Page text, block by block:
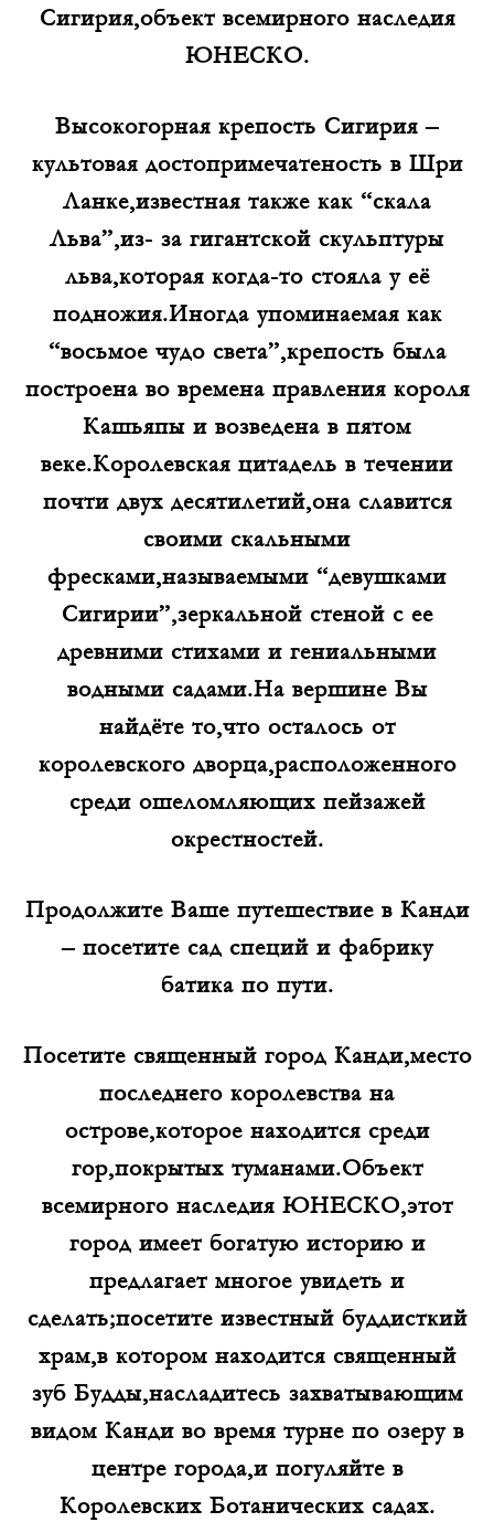
Сигирия,объект всемирного наследия
ЮНЕСКО.
Высокогорная крепость Сигирия –
культовая достопримечатеность в Шри
Ланке,известная также как “скала
Льва”,из- за гигантской скульптуры
льва,которая когда-то стояла у её
подножия.Иногда упоминаемая как
“восьмое чудо света”,крепость была
построена во времена правления короля
Кашьяпы и возведена в пятом
веке.Королевская цитадель в течении
почти двух десятилетий,она славится
своими скальными
фресками,называемыми “девушками
Сигирии”,зеркальной стеной с ее
древними стихами и гениальными
водными садами.На вершине Вы
найдёте то,что осталось от
королевского дворца,расположенного
среди ошеломляющих пейзажей
окрестностей.
Продолжите Ваше путешествие в Канди
– посетите сад специй и фабрику
батика по пути.
Посетите священный город Канди,место
последнего королевства на
острове,которое находится среди
гор,покрытых туманами.Объект
всемирного наследия ЮНЕСКО,этот
город имеет богатую историю и
предлагает многое увидеть и
сделать;посетите известный буддисткий
храм,в котором находится священный
зуб Будды,насладитесь захватывающим
видом Канди во время турне по озеру в
центре города,и погуляйте в
Королевских Ботанических садах.